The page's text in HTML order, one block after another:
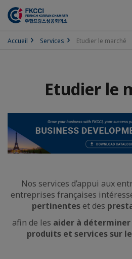
Accueil Services Etudier le marché
Etudier le
Nos services d’appui aux
entreprises françaises
pertinenteset des
afin de les aider à
produits et services sur